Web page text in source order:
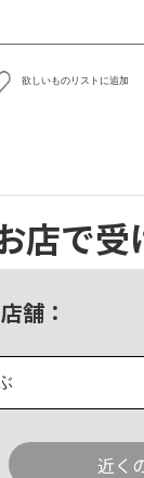
欲しいものリストに追加
店で受
舗：
近く